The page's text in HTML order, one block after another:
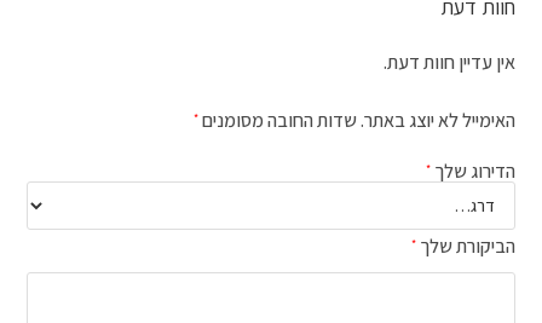
חוות דעת
אין עדיין חוות דעת.
האימייל לא יוצג באתר.שדות החובה מסומנים*
הדירוג שלך*
הביקורת שלך*